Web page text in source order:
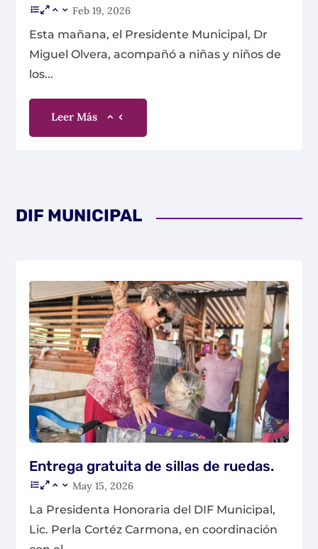
Feb 19, 2026
Esta mañana, el Presidente Municipal, Dr
Miguel Olvera, acompañó a niñas y niños de
los...
Leer Más
DIF MUNICIPAL
Entrega gratuita de sillas de ruedas.
May 15, 2026
La Presidenta Honoraria del DIF Municipal,
Lic. Perla Cortéz Carmona, en coordinación